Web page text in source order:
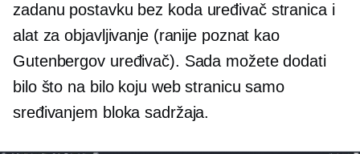
zadanu postavku bez kodauređivač stranica i
alat za objavljivanje (ranije poznat kao
Gutenbergov uređivač). Sada možete dodati
bilo što na bilo koju web stranicu samo
sređivanjem bloka sadržaja.